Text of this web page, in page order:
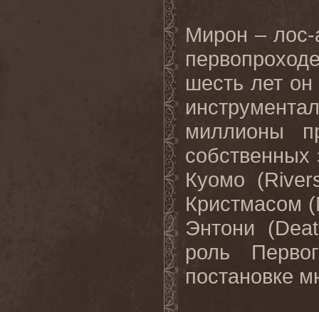
Мирон – лос-
шесть лет
миллионы
собственных
Куомо (
Кристмасом (
Энтони (
роль
постановке